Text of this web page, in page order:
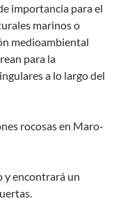
importancia para el
marinos o
medioambiental
para la
a lo largo del
rocosas en Maro-
y encontrará un